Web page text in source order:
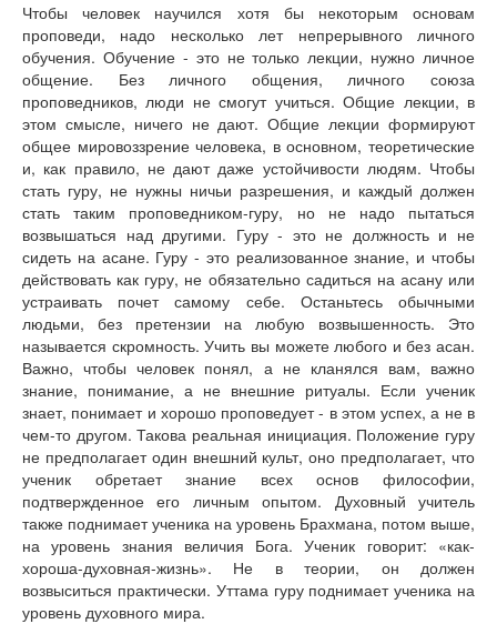
Чтобы человек научился хотя бы некоторым основам
проповеди, надо несколько лет непрерывного личного
обучения. Обучение - это не только лекции, нужно личное
общение. Без личного общения, личного союза
проповедников, люди не смогут учиться. Общие лекции, в
этом смысле, ничего не дают. Общие лекции формируют
общее мировоззрение человека, в основном, теоретические
и, как правило, не дают даже устойчивости людям. Чтобы
стать гуру, не нужны ничьи разрешения, и каждый должен
стать таким проповедником-гуру, но не надо пытаться
возвышаться над другими. Гуру - это не должность и не
сидеть на асане. Гуру - это реализованное знание, и чтобы
действовать как гуру, не обязательно садиться на асану или
устраивать почет самому себе. Останьтесь обычными
людьми, без претензии на любую возвышенность. Это
называется скромность. Учить вы можете любого и без асан.
Важно, чтобы человек понял, а не кланялся вам, важно
знание, понимание, а не внешние ритуалы. Если ученик
знает, понимает и хорошо проповедует - в этом успех, а не в
чем-то другом. Такова реальная инициация. Положение гуру
не предполагает один внешний культ, оно предполагает, что
ученик обретает знание всех основ философии,
подтвержденное его личным опытом. Духовный учитель
также поднимает ученика на уровень Брахмана, потом выше,
на уровень знания величия Бога. Ученик говорит: «как-
хороша-духовная-жизнь». Не в теории, он должен
возвыситься практически. Уттама гуру поднимает ученика на
уровень духовного мира.